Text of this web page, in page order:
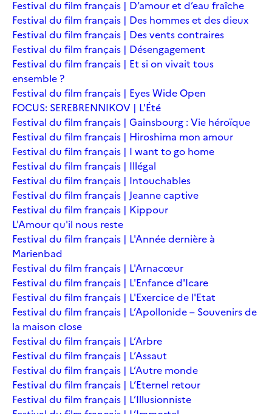
Festival du film français | D’amour et d’eau fraîche
Festival du film français | Des hommes et des dieux
Festival du film français | Des vents contraires
Festival du film français | Désengagement
Festival du film français | Et si on vivait tous
ensemble ?
Festival du film français | Eyes Wide Open
FOCUS: SEREBRENNIKOV | L'Été
Festival du film français | Gainsbourg : Vie héroïque
Festival du film français | Hiroshima mon amour
Festival du film français | I want to go home
Festival du film français | Illégal
Festival du film français | Intouchables
Festival du film français | Jeanne captive
Festival du film français | Kippour
L'Amour qu'il nous reste
Festival du film français | L'Année dernière à
Marienbad
Festival du film français | L'Arnacœur
Festival du film français | L'Enfance d'Icare
Festival du film français | L'Exercice de l'Etat
Festival du film français | L’Apollonide – Souvenirs de
la maison close
Festival du film français | L’Arbre
Festival du film français | L’Assaut
Festival du film français | L’Autre monde
Festival du film français | L’Eternel retour
Festival du film français | L’Illusionniste